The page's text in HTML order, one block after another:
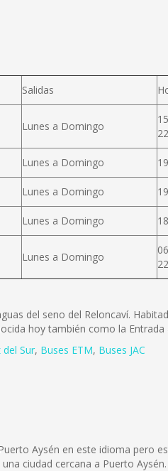
Salidas
Lunes a Domingo
Lunes a Domingo
Lunes a Domingo
Lunes a Domingo
Lunes a Domingo
del seno del Reloncaví.
hoy también como la Entrada
del Sur, Buses ETM, Buses JAC
Aysén en este idioma pero
ciudad cercana a Puerto Aysén.